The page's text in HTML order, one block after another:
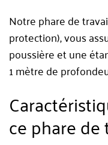
Notre phare de
protection), vous
poussière et une
1 mètre de
ce phare de